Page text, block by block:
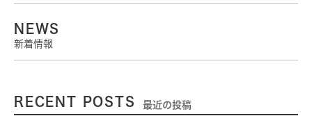
NEWS
新着情報
RECENT POSTS 最近の投稿